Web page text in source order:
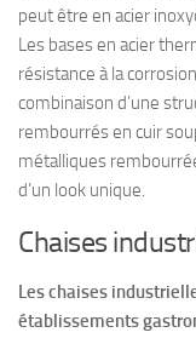
peut être en acier
Les bases en acier
résistance à la
combinaison d’une
rembourrés en cuir
métalliques
d’un look unique.
Chaises
Les chaises
établissements